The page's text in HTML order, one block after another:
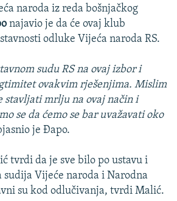
naroda iz reda bošnjačkog
najavio je da će ovaj klub
odluke Vijeća naroda RS.
sudu RS na ovaj izbor i
ovakvim rješenjima. Mislim
stavljati mrlju na ovaj način i
se da ćemo se bar uvažavati oko
je Đapo.
tvrdi da je sve bilo po ustavu i
sudija Vijeće naroda i Narodna
su kod odlučivanja, tvrdi Malić.